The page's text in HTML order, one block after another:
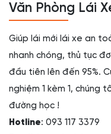
Văn Phòng Lái
Giúp lái mới lái xe an
nhanh chóng, thủ tục
đầu tiên lên đến 95%.
nghiệm 1 kèm 1, chúng
đường học !
Hotline: 093 117 3379